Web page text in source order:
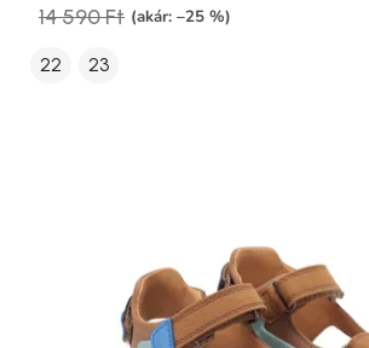
14 590 Ft (akár: –25 %)
22 23